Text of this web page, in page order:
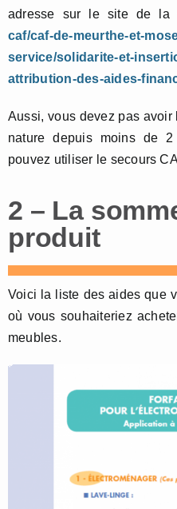
adresse sur le site de la
caf/caf-de-meurthe-et-
service/solidarite-et-
attribution-des-aides-
Aussi, vous devez pas avoir
nature depuis moins de
pouvez utiliser le secours
2 – La
produit
Voici la liste des aides que
où vous souhaiteriez
meubles.